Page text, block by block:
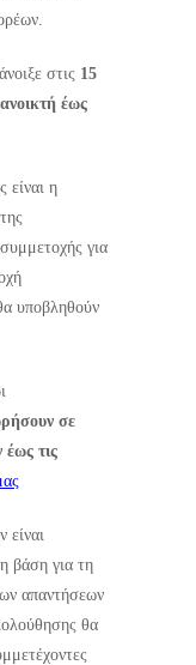
στις 15
ανοικτή έως
είναι η
για
υποβληθούν
σε
έως τις
βάση για τη
απαντήσεων
θα